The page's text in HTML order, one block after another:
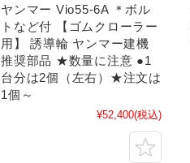
ヤンマー Vio55-6A ＊ボル
トなど付 【ゴムクローラー
用】 誘導輪 ヤンマー建機
推奨部品 ★数量に注意 ●1
台分は2個（左右）★注文は
1個～
¥52,400(税込)